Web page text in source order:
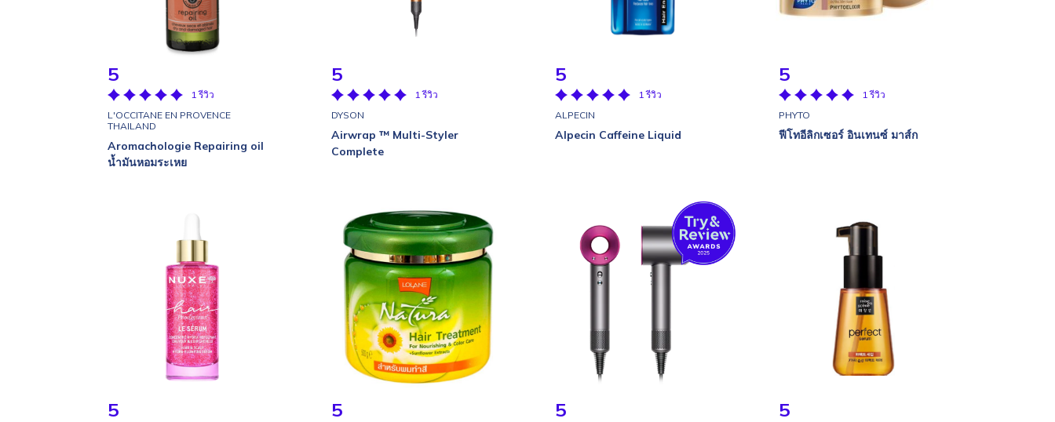
5
1 รีวิว
L'OCCITANE EN PROVENCE
THAILAND
Aromachologie Repairing oil
น้ำมันหอมระเหย
5
1 รีวิว
DYSON
Airwrap ™ Multi-Styler
Complete
5
1 รีวิว
ALPECIN
Alpecin Caffeine Liquid
5
1 รีวิว
PHYTO
ฟีโทอีลิกเซอร์ อินเทนซ์ มาส์ก
5 5 5 5